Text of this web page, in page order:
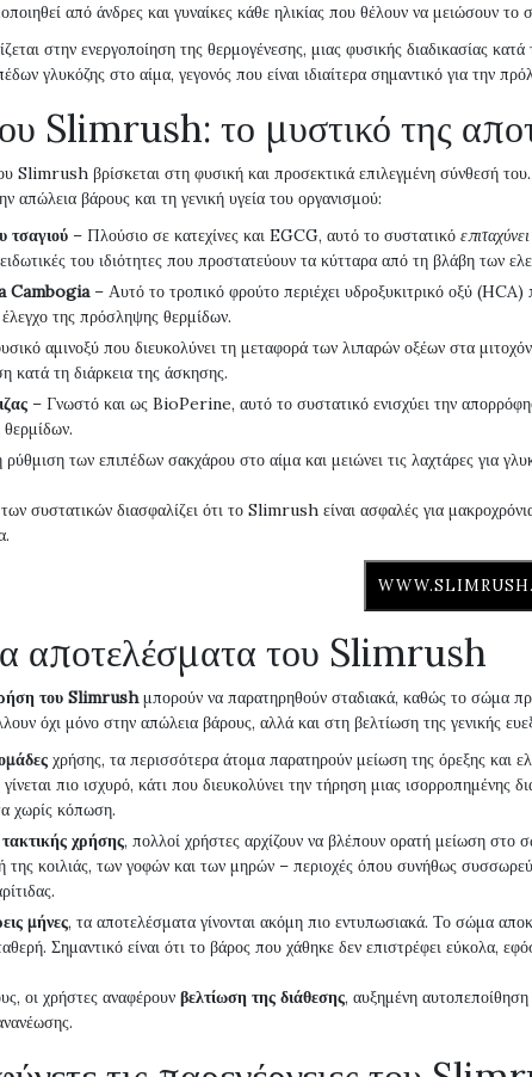
από άνδρες και γυναίκες κάθε ηλικίας που θέλουν να μειώσουν
στην ενεργοποίηση της θερμογένεσης, μιας φυσικής διαδικασίας
γλυκόζης στο αίμα, γεγονός που είναι ιδιαίτερα σημαντικό για την
Slimrush: το μυστικό της
Slimrush βρίσκεται στη φυσική και προσεκτικά επιλεγμένη σύνθεσή
απώλεια βάρους και τη γενική υγεία του οργανισμού:
τσαγιού – Πλούσιο σε κατεχίνες και EGCG, αυτό το συστατικό
του ιδιότητες που προστατεύουν τα κύτταρα από τη βλάβη των
Cambogia– Αυτό το τροπικό φρούτο περιέχει υδροξυκιτρικό οξύ
της πρόσληψης θερμίδων.
αμινοξύ που διευκολύνει τη μεταφορά των λιπαρών οξέων στα
κατά τη διάρκεια της άσκησης.
– Γνωστό και ως BioPerine, αυτό το συστατικό ενισχύει την
των επιπέδων σακχάρου στο αίμα και μειώνει τις λαχτάρες για
συστατικών διασφαλίζει ότι το Slimrush είναι ασφαλές για
αποτελέσματα του Slimrush
του Slimrushμπορούν να παρατηρηθούν σταδιακά, καθώς το σώμα
όχι μόνο στην απώλεια βάρους, αλλά και στη βελτίωση της γενικής
χρήσης, τα περισσότερα άτομα παρατηρούν μείωση της όρεξης και
γίνεται πιο ισχυρό, κάτι που διευκολύνει την τήρηση μιας
χωρίς κόπωση.
χρήσης, πολλοί χρήστες αρχίζουν να βλέπουν ορατή μείωση στο
της κοιλιάς, των γοφών και των μηρών – περιοχές όπου συνήθως
μήνες, τα αποτελέσματα γίνονται ακόμη πιο εντυπωσιακά. Το σώμα
Σημαντικό είναι ότι το βάρος που χάθηκε δεν επιστρέφει εύκολα,
οι χρήστες αναφέρουν βελτίωση της διάθεσης, αυξημένη